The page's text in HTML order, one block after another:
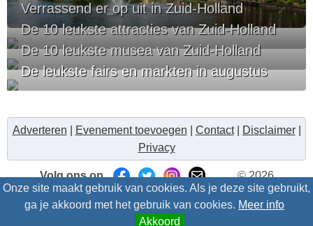
Onze site maakt gebruik van cookies. Als je deze site gebruikt,
ga je akkoord met het gebruik van cookies. Meer info
Akkoord
Verrassend er op uit in Zuid-Holland
De 10 leukste attracties van Zuid-Holland
De 10 leukste musea van Zuid-Holland
De leukste fairs en markten in augustus
Adverteren Evenement toevoegen Contact| Disclaimer|
Privacy
Volg ons op
© 2026
Uitzinnig.nl/intris- Alle rechten voorbehouden